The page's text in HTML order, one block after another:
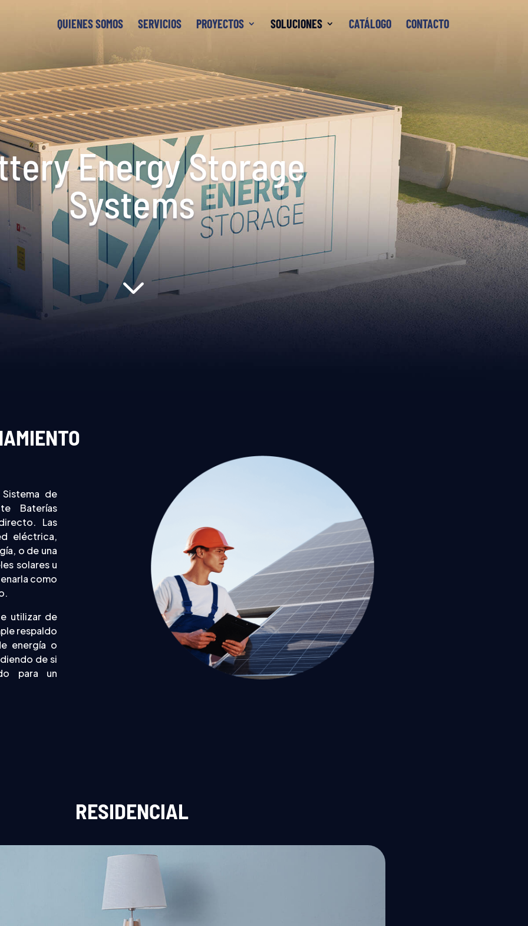
QUIENES SOMOS SERVICIOS PROYECTOS SOLUCIONES CATÁLOGO CONTACTO
Energy Storage
Systems
3
de
Baterías
Las
eléctrica,
o de una
solares u
como
utilizar de
respaldo
energía o
de si
para un
RESIDENCIAL